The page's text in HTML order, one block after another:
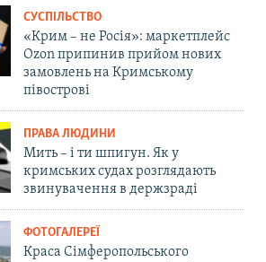
СУСПІЛЬСТВО
«Крим – не Росія»: маркетплейс
Ozon припинив прийом нових
замовлень на Кримському
півострові
ПРАВА ЛЮДИНИ
Мить – і ти шпигун. Як у
кримських судах розглядають
звинувачення в держзраді
ФОТОГАЛЕРЕЇ
Краса Сімферопольського